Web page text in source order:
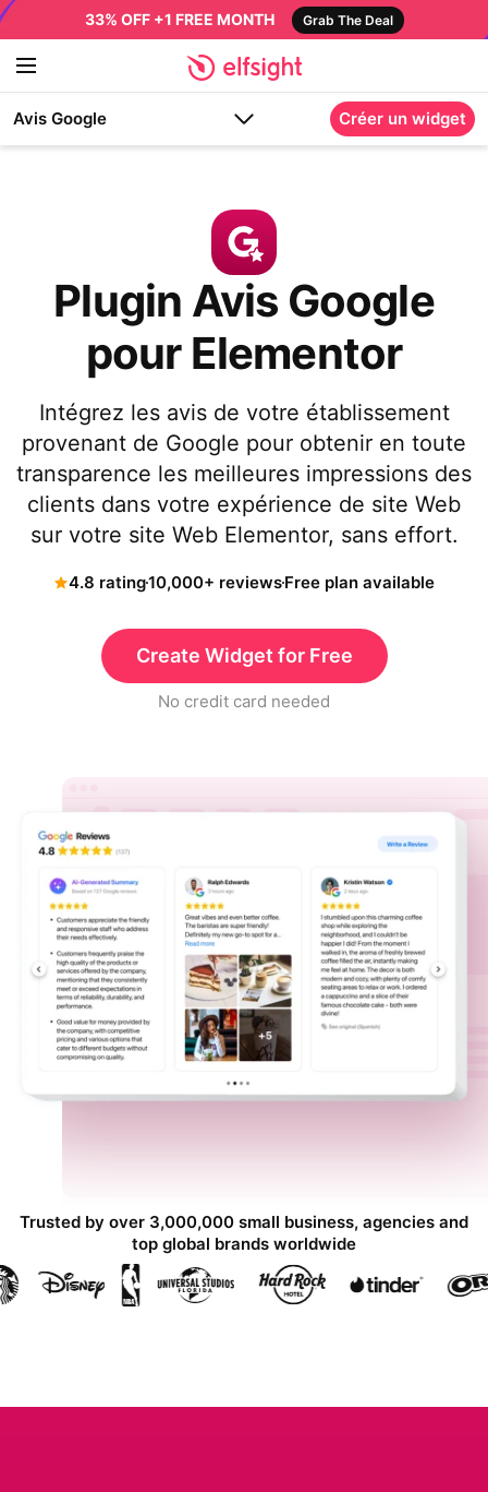
33% OFF +1 FREE MONTH Grab The Deal
Avis Google Créer un widget
Plugin Avis Google
pour Elementor
Intégrez les avis de votre établissement
provenant de Google pour obtenir en toute
transparence les meilleures impressions des
clients dans votre expérience de site Web
sur votre site Web Elementor, sans effort.
4.8 rating10,000+ reviewsFree plan available
Create Widget for Free
No credit card needed
Trusted by over 3,000,000 small business, agencies and
top global brands worldwide